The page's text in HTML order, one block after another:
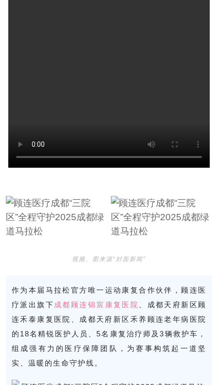
视频、图来源“封面新闻”
作为本届马拉松官方唯一运动康复合作伙伴 ，顾连医
疗派出旗下 成都顾连锦宸康复医院
、成都天府新区顾
连禾泰康复医院、成都天府新区禾养顾连老年病医院
的18名精锐医护人员、5名康复治疗师及3辆救护车，
组成强有力的医疗保障团队，为赛事构筑起一道坚
实、温暖的生命守护线。